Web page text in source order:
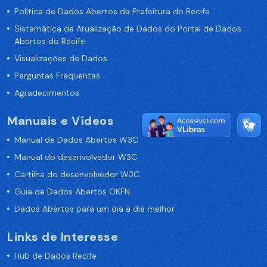
Política de Dados Abertos da Prefeitura do Recife
Sistemática de Atualização de Dados do Portal de Dados
Abertos do Recife
Visualizações de Dados
Perguntas Frequentes
Agradecimentos
Manuais e Vídeos
Manual de Dados Abertos W3C
Manual do desenvolvedor W3C
Cartilha do desenvolvedor W3C
Guia de Dados Abertos OKFN
Dados Abertos para um dia a dia melhor
Links de Interesse
Hub de Dados Recife